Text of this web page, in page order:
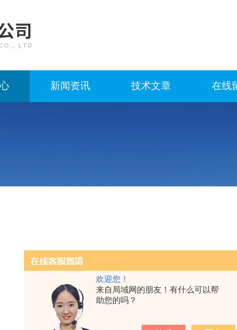
欢迎您！
来自局域网的朋友！有什么可以帮
助您的吗？
新闻资讯 技术文章 在线